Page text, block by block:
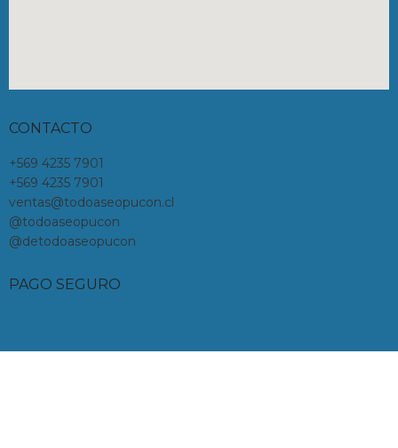
CONTACTO
+569 4235 7901
+569 4235 7901
ventas@todoaseopucon.cl
@todoaseopucon
@detodoaseopucon
PAGO SEGURO